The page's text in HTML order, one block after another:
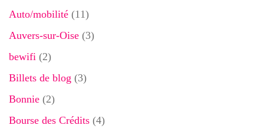
Auto/mobilité (11)
Auvers-sur-Oise (3)
bewifi (2)
Billets de blog (3)
Bonnie (2)
Bourse des Crédits (4)